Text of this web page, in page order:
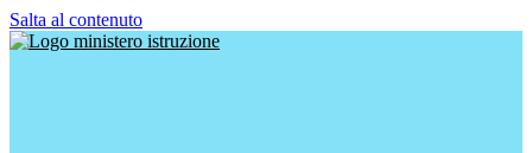
Salta al contenuto